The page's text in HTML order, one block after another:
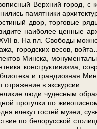
Верх­ний го­род, с
па­мят­ни­ки
двор, тор­го­вые
наи­бо­лее цен­ные
ХVII в. На пл. Сво­бо­ды
го­род­ских ве­сов,
Мин­ска,
кон­ст­рук­ти­виз­ма,
и гран­ди­оз­ная
в экс­кур­сии.
лю­ди чу­дес­ным
про­гул­ки по
вле­кут го­стей му­зеи,
по бе­ло­рус­ской